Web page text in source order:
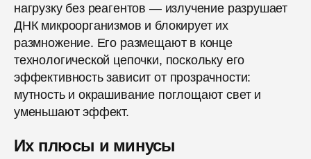
нагрузку без реагентов — излучение разрушает
ДНК микроорганизмов и блокирует их
размножение. Его размещают в конце
технологической цепочки, поскольку его
эффективность зависит от прозрачности:
мутность и окрашивание поглощают свет и
уменьшают эффект.
Их плюсы и минусы